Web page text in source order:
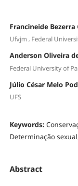
Francineide Bezerra
Ufvjm , Federal
Anderson Oliveira
Federal University of
Júlio César Melo
UFS
Keywords:
Determinação
Abstract